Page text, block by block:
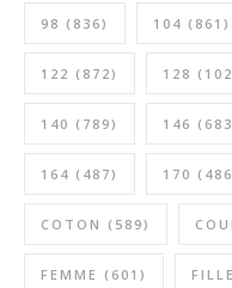
98 (836) 104 (861)
122 (872) 128
140 (789) 146
164 (487) 170
COTON (589)
FEMME (601) FILLE